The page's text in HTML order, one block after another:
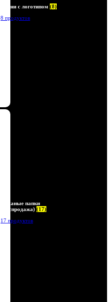
Ремни с логотипом (8)
8 продуктов
Кожаные папки
(Распродажа) (17)
17 продуктов